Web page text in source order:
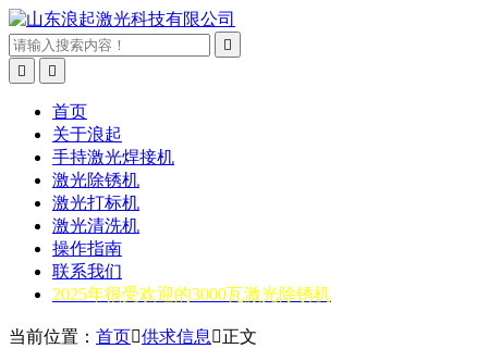



首页
关于浪起
手持激光焊接机
激光除锈机
激光打标机
激光清洗机
操作指南
联系我们
2025年很受欢迎的3000瓦激光除锈机
当前位置： 首页供求信息 正文